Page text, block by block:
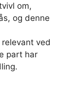
om,
og denne
ved
part har